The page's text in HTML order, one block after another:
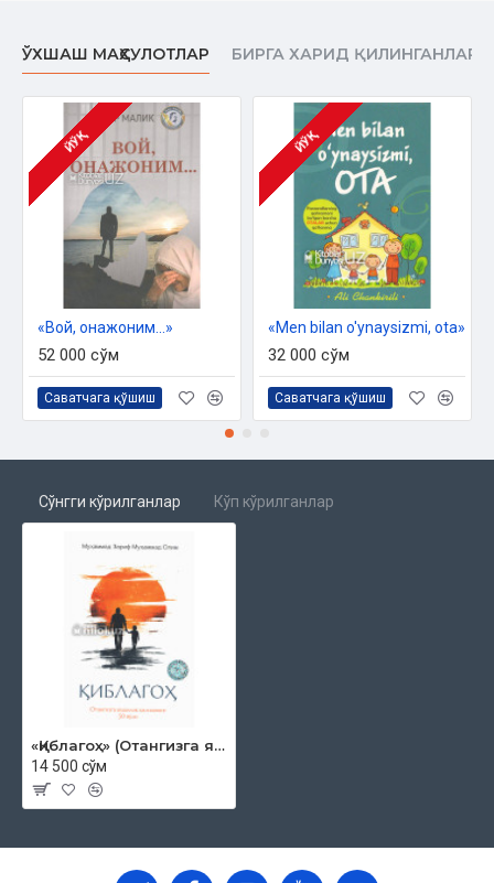
ЎХШАШ МАҲСУЛОТЛАР БИРГА ХАРИД ҚИЛИНГАНЛАР
ЙЎҚ
«Вой, онажоним...»
52 000 сўм
Саватчага қўшиш
ЙЎҚ
«Men bilan o'ynaysizmi, ota»
32 000 сўм
Саватчага қўшиш
Сўнгги кўрилганлар Кўп кўрилганлар
«Қиблагоҳ» (Отангизга яхшилик қилишнинг 50 йўли)
14 500 сўм